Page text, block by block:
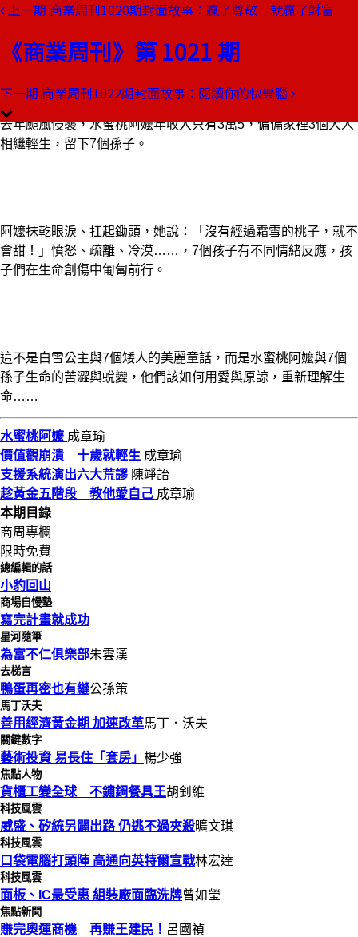
上一期 商業周刊1020期封面故事：贏了尊敬 就贏了財富
《商業周刊》第 1021 期
下一期 商業周刊1022期封面故事：閱讀你的快樂腦
本期目錄
水蜜桃阿媽
去年颱風侵襲，水蜜桃阿嬤年收入只有3萬5，偏偏家裡3個大人
相繼輕生，留下7個孫子。
阿嬤抹乾眼淚、扛起鋤頭，她說：「沒有經過霜雪的桃子，就不
會甜！」憤怒、疏離、冷漠……，7個孩子有不同情緒反應，孩
子們在生命創傷中匍匐前行。
這不是白雪公主與7個矮人的美麗童話，而是水蜜桃阿嬤與7個
孫子生命的苦澀與蛻變，他們該如何用愛與原諒，重新理解生
命……
水蜜桃阿嬤 成章瑜
價值觀崩潰 十歲就輕生 成章瑜
支援系統演出六大荒謬 陳竫詒
趁黃金五階段 教他愛自己 成章瑜
本期目錄
商周專欄
限時免費
總編輯的話
小豹回山
商場自慢塾
寫完計畫就成功
星河隨筆
為富不仁俱樂部朱雲漢
去梯言
鴨蛋再密也有縫公孫策
馬丁沃夫
善用經濟黃金期 加速改革馬丁．沃夫
關鍵數字
藝術投資 易長住「套房」 楊少強
焦點人物
貨櫃工變全球 不鏽鋼餐具王胡釗維
科技風雲
威盛、矽統另闢出路 仍逃不過夾殺曠文琪
科技風雲
口袋電腦打頭陣 高通向英特爾宣戰林宏達
科技風雲
面板、IC最受惠 組裝廠面臨洗牌曾如瑩
焦點新聞
賺完奧運商機 再賺王建民！ 呂國禎